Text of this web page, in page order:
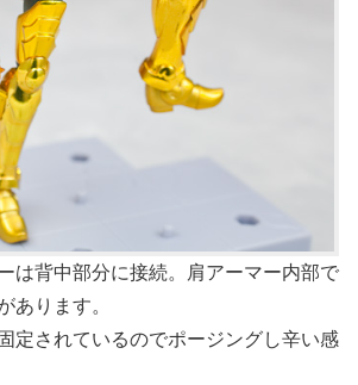
は背中部分に接続。肩アーマー内部で
あります。
定されているのでポージングし辛い感